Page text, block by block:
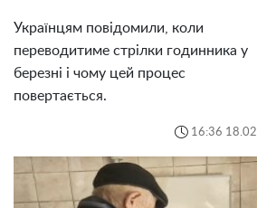
Українцям повідомили, коли
переводитиме стрілки годинника у
березні і чому цей процес
повертається.
16:36 18.02